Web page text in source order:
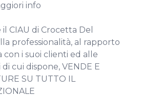
info
CIAU di Crocetta Del
professionalità, al rapporto
con i suoi clienti ed alle
cui dispone, VENDE E
SU TUTTO IL